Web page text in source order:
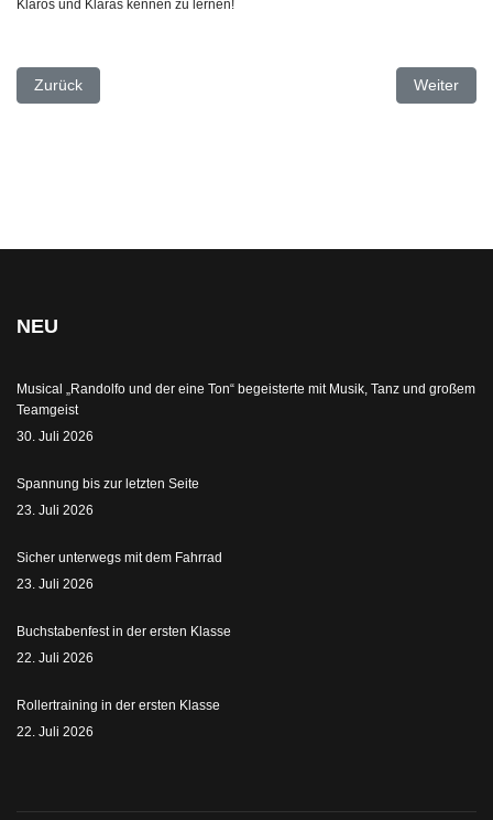
Klaros und Klaras kennen zu lernen!
Vorheriger Beitrag: Ostereiersuche auf dem Pausenhof
Zurück Nächster
Weiter
NEU
Musical „Randolfo und der eine Ton“ begeisterte mit Musik, Tanz und großem
Teamgeist
30. Juli 2026
Spannung bis zur letzten Seite
23. Juli 2026
Sicher unterwegs mit dem Fahrrad
23. Juli 2026
Buchstabenfest in der ersten Klasse
22. Juli 2026
Rollertraining in der ersten Klasse
22. Juli 2026